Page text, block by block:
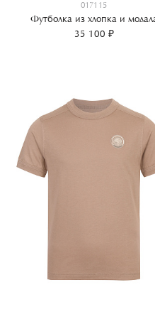
017115
Футболка из хлопка и
35 100 ₽